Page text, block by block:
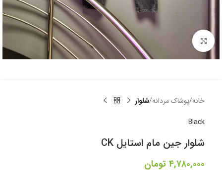
برای بزرگنمایی کلیک کنید
خانه پوشاک مردانه شلوار
Black
شلوار جین مام استایل CK
۴,۷۸۰,۰۰۰ تومان